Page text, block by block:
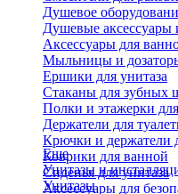
Душевое
Душевые
Аксессуары для
Мыльницы и
Ершики для унитаза
Стаканы для зубных
Полки и этажерки
Держатели для
Крючки и держатели
Коврики для ванной
Сиденья для унитаза
Аксессуары для
Еще
Унитазы и
Унитазы